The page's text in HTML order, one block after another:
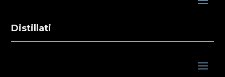
Distillati